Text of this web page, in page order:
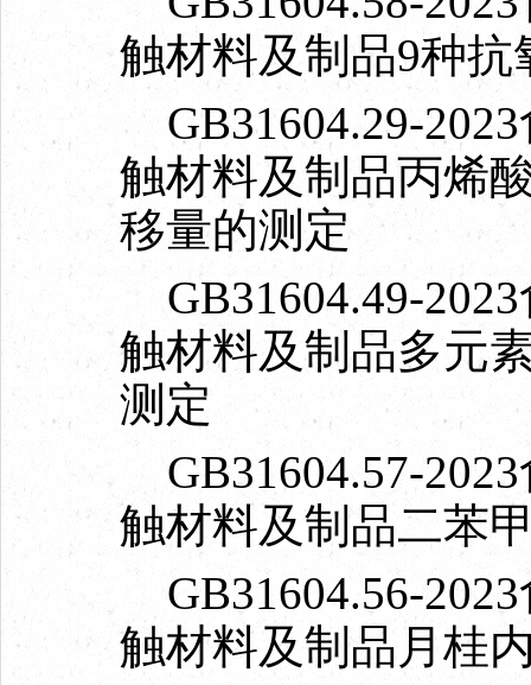
触材料及制品9种
GB31604.29-2023
触材料及制品丙烯
移量的测定
GB31604.49-
触材料及制品多元
测定
GB31604.57-
触材料及制品二苯
GB31604.56-
触材料及制品月桂